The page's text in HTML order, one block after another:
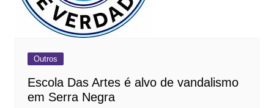
Outros
Escola Das Artes é alvo de vandalismo
em Serra Negra